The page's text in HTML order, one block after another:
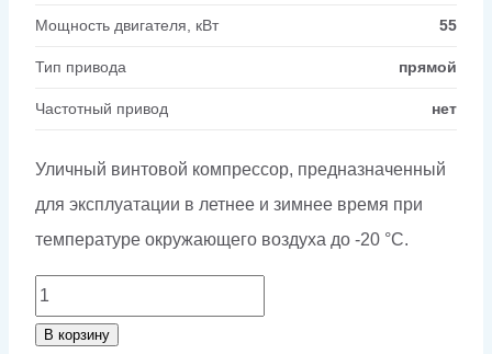
Мощность двигателя, кВт 55
Тип привода прямой
Частотный привод нет
Уличный винтовой компрессор, предназначенный
для эксплуатации в летнее и зимнее время при
температуре окружающего воздуха до -20 °С.
Количество
товара
В корзину